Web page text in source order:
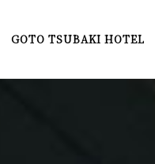
GOTO TSUBAKI HOTEL